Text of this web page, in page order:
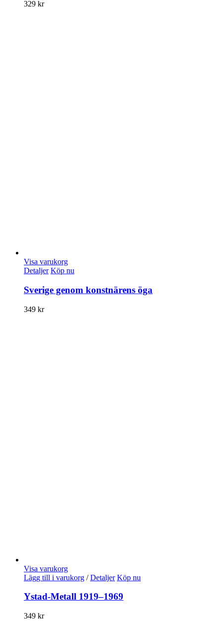
329 kr
Visa varukorg
Detaljer Köp nu
Sverige genom konstnärens öga
349 kr
Visa varukorg
Lägg till i varukorg / Detaljer Köp nu
Ystad-Metall 1919–1969
349 kr